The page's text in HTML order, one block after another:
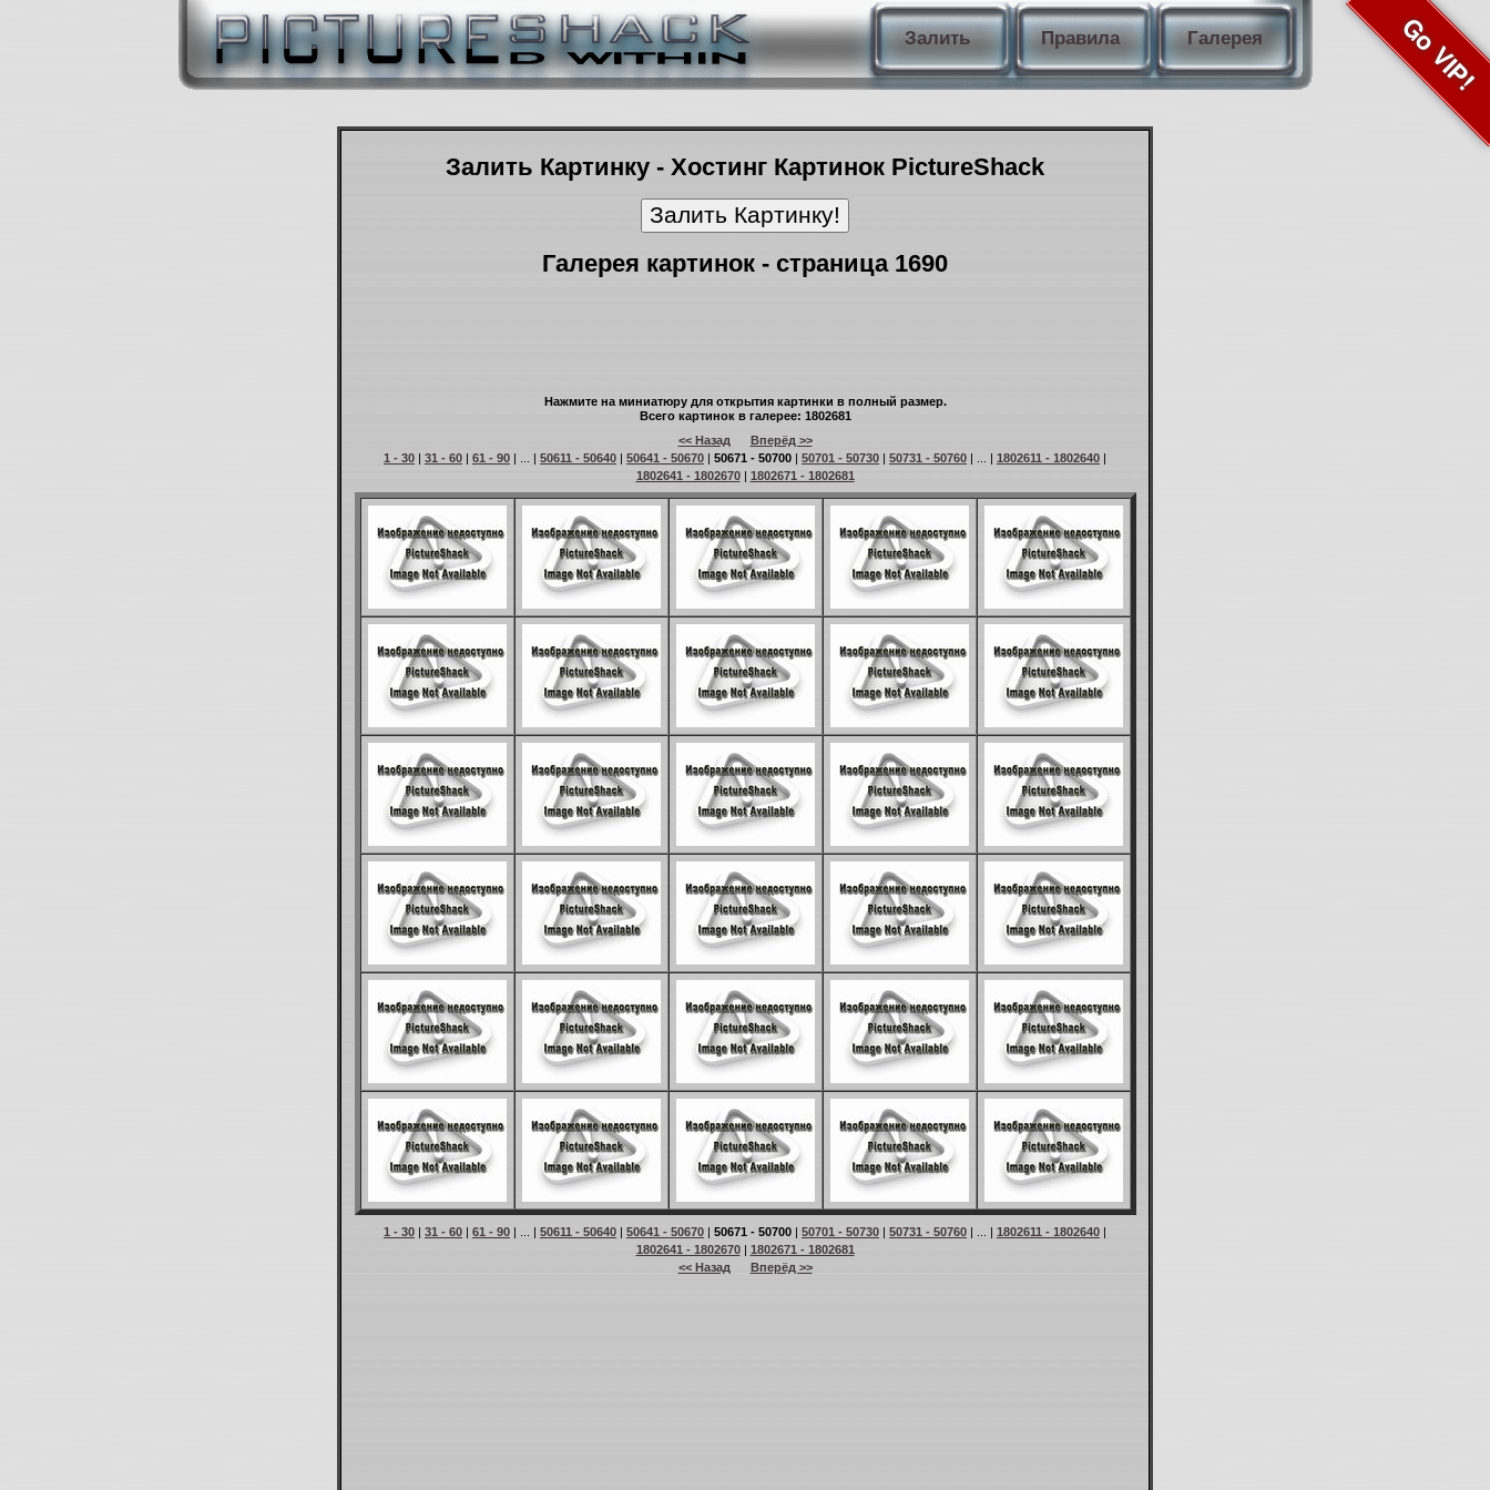
Залить Правила Галерея Go VIP!
Залить Картинку - Хостинг Картинок PictureShack
Галерея картинок - страница 1690
Нажмите на миниатюру для открытия картинки в полный размер.
Всего картинок в галерее: 1802681
<< Назад
Вперёд >>
1 - 30 | 31 - 60 | 61 - 90 | ... | 50611 - 50640 | 50641 - 50670 | 50671 - 50700 | 50701 - 50730 | 50731 - 50760 | ... | 1802611 - 1802640 |
1802641 - 1802670| 1802671 - 1802681
1 - 30 | 31 - 60 | 61 - 90 | ... | 50611 - 50640 | 50641 - 50670 | 50671 - 50700 | 50701 - 50730 | 50731 - 50760 | ... | 1802611 - 1802640 |
1802641 - 1802670| 1802671 - 1802681
<< Назад
Вперёд >>